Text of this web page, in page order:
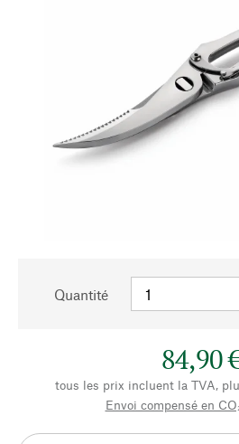
Quantité
84,90
tous les prix incluent la TVA,
Envoi compensé en